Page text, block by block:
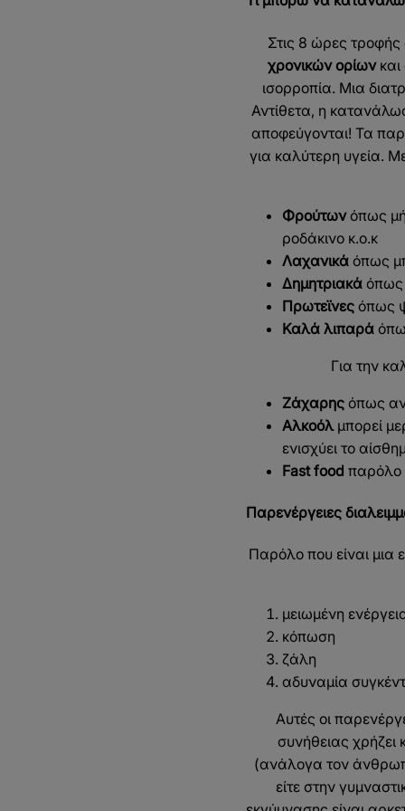
Στις 8 ώρες τροφής
χρονικών ορίωνκαι
ισορροπία. Μια
Αντίθετα, η
αποφεύγονται! Τα
για καλύτερη υγεία.
Φρούτωνόπως
ροδάκινο κ.ο.κ
Λαχανικά όπως
Δημητριακά όπως
Πρωτεϊνες όπως
Καλά λιπαρά
Για την
Ζάχαρης όπως
Αλκοόλμπορεί
ενισχύει το
Fast food παρόλο
Παρενέργειες
Παρόλο που είναι μια
μειωμένη
κόπωση
ζάλη
αδυναμία
Αυτές οι
συνήθειας
(ανάλογα τον
είτε στην